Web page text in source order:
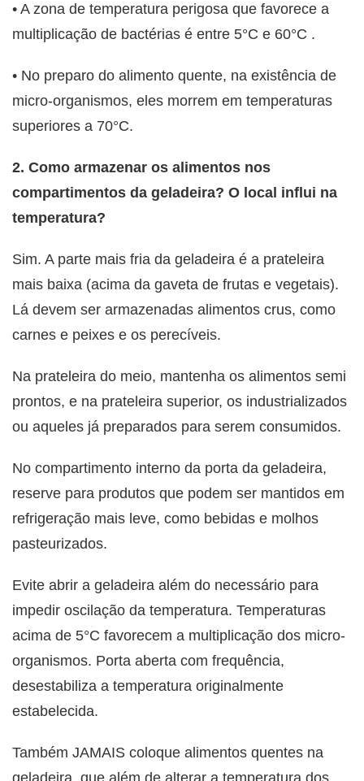
• A zona de temperatura perigosa que favorece a
multiplicação de bactérias é entre 5°C e 60°C .
• No preparo do alimento quente, na existência de
micro-organismos, eles morrem em temperaturas
superiores a 70°C.
2. Como armazenar os alimentos nos
compartimentos da geladeira? O local influi na
temperatura?
Sim. A parte mais fria da geladeira é a prateleira
mais baixa (acima da gaveta de frutas e vegetais).
Lá devem ser armazenadas alimentos crus, como
carnes e peixes e os perecíveis.
Na prateleira do meio, mantenha os alimentos semi
prontos, e na prateleira superior, os industrializados
ou aqueles já preparados para serem consumidos.
No compartimento interno da porta da geladeira,
reserve para produtos que podem ser mantidos em
refrigeração mais leve, como bebidas e molhos
pasteurizados.
Evite abrir a geladeira além do necessário para
impedir oscilação da temperatura. Temperaturas
acima de 5°C favorecem a multiplicação dos micro-
organismos. Porta aberta com frequência,
desestabiliza a temperatura originalmente
estabelecida.
Também JAMAIS coloque alimentos quentes na